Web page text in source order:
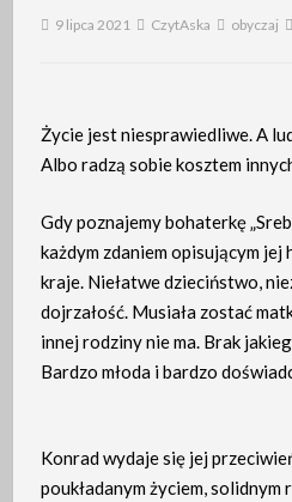
9 lipca 2021 CzytAska obyczaj
Życie jest niesprawiedliwe. A
Albo radzą sobie kosztem
Gdy poznajemy bohaterkę
każdym zdaniem opisującym jej
kraje. Niełatwe dzieciństwo,
dojrzałość. Musiała zostać
innej rodziny nie ma. Brak
Bardzo młoda i bardzo
Konrad wydaje się jej
poukładanym życiem, solidnym